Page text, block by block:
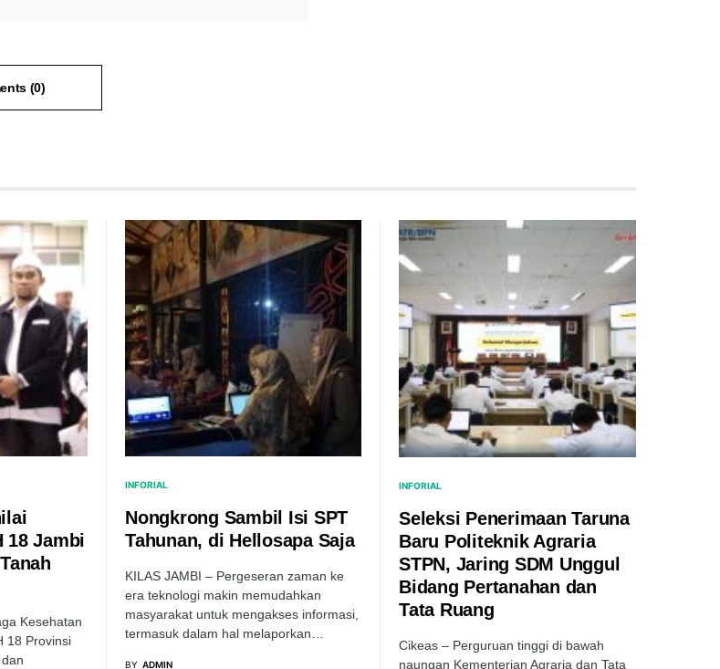
(0)
18 Jambi
Kesehatan
18 Provinsi
INFORIAL
Nongkrong Sambil Isi SPT
Tahunan, di Hellosapa Saja
KILAS JAMBI – Pergeseran zaman ke
era teknologi makin memudahkan
masyarakat untuk mengakses informasi,
termasuk dalam hal melaporkan…
BY ADMIN
INFORIAL
Seleksi Penerimaan Taruna
Baru Politeknik Agraria
STPN, Jaring SDM Unggul
Bidang Pertanahan dan
Tata Ruang
Cikeas – Perguruan tinggi di bawah
naungan Kementerian Agraria dan Tata